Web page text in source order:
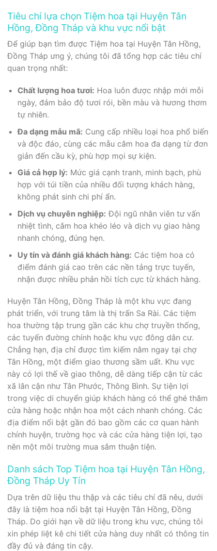
Tiêu chí lựa chọn Tiệm hoa tại Huyện Tân
Hồng, Đồng Tháp và khu vực nổi bật
Để giúp bạn tìm được Tiệm hoa tại Huyện Tân Hồng,
Đồng Tháp ưng ý, chúng tôi đã tổng hợp các tiêu chí
quan trọng nhất:
Chất lượng hoa tươi: Hoa luôn được nhập mới mỗi
ngày, đảm bảo độ tươi rói, bền màu và hương thơm
tự nhiên.
Đa dạng mẫu mã: Cung cấp nhiều loại hoa phổ biến
và độc đáo, cùng các mẫu cắm hoa đa dạng từ đơn
giản đến cầu kỳ, phù hợp mọi sự kiện.
Giá cả hợp lý: Mức giá cạnh tranh, minh bạch, phù
hợp với túi tiền của nhiều đối tượng khách hàng,
không phát sinh chi phí ẩn.
Dịch vụ chuyên nghiệp: Đội ngũ nhân viên tư vấn
nhiệt tình, cắm hoa khéo léo và dịch vụ giao hàng
nhanh chóng, đúng hẹn.
Uy tín và đánh giá khách hàng: Các tiệm hoa có
điểm đánh giá cao trên các nền tảng trực tuyến,
nhận được nhiều phản hồi tích cực từ khách hàng.
Huyện Tân Hồng, Đồng Tháp là một khu vực đang
phát triển, với trung tâm là thị trấn Sa Rài. Các tiệm
hoa thường tập trung gần các khu chợ truyền thống,
các tuyến đường chính hoặc khu vực đông dân cư.
Chẳng hạn, địa chỉ được tìm kiếm nằm ngay tại chợ
Tân Hồng, một điểm giao thương sầm uất. Khu vực
này có lợi thế về giao thông, dễ dàng tiếp cận từ các
xã lân cận như Tân Phước, Thông Bình. Sự tiện lợi
trong việc di chuyển giúp khách hàng có thể ghé thăm
cửa hàng hoặc nhận hoa một cách nhanh chóng. Các
địa điểm nổi bật gần đó bao gồm các cơ quan hành
chính huyện, trường học và các cửa hàng tiện lợi, tạo
nên một môi trường mua sắm thuận tiện.
Danh sách Top Tiệm hoa tại Huyện Tân Hồng,
Đồng Tháp Uy Tín
Dựa trên dữ liệu thu thập và các tiêu chí đã nêu, dưới
đây là tiệm hoa nổi bật tại Huyện Tân Hồng, Đồng
Tháp. Do giới hạn về dữ liệu trong khu vực, chúng tôi
xin phép liệt kê chi tiết cửa hàng duy nhất có thông tin
đầy đủ và đáng tin cậy.